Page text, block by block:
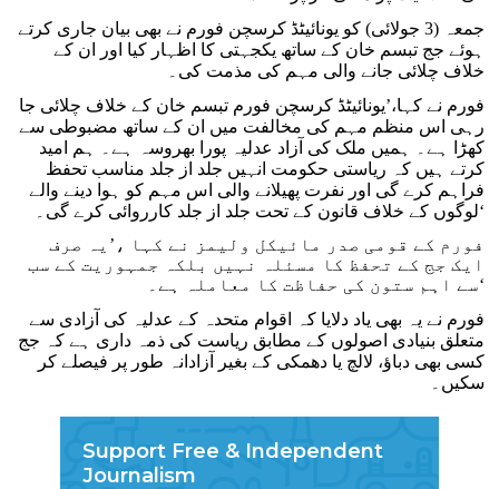
جمعہ (3 جولائی) کو یونائیٹڈ کرسچن فورم نے بھی بیان جاری کرتے
ہوئے جج تبسم خان کے ساتھ یکجہتی کا اظہار کیا اور ان کے
خلاف چلائی جانے والی مہم کی مذمت کی۔
فورم نے کہا،’یونائیٹڈ کرسچن فورم تبسم خان کے خلاف چلائی جا
رہی اس منظم مہم کی مخالفت میں ان کے ساتھ مضبوطی سے
کھڑا ہے۔ ہمیں ملک کی آزاد عدلیہ پورا بھروسہ ہے۔ ہم امید
کرتے ہیں کہ ریاستی حکومت انہیں جلد از جلد مناسب تحفظ
فراہم کرے گی اور نفرت پھیلانے والی اس مہم کو ہوا دینے والے
لوگوں کے خلاف قانون کے تحت جلد از جلد کارروائی کرے گی۔‘
فورم کے قومی صدر مائیکل ولیمز نے کہا ،’یہ صرف
ایک جج کے تحفظ کا مسئلہ نہیں بلکہ جمہوریت کے سب
سے اہم ستون کی حفاظت کا معاملہ ہے۔‘
فورم نے یہ بھی یاد دلایا کہ اقوام متحدہ کے عدلیہ کی آزادی سے
متعلق بنیادی اصولوں کے مطابق ریاست کی ذمہ داری ہے کہ جج
کسی بھی دباؤ، لالچ یا دھمکی کے بغیر آزادانہ طور پر فیصلے کر
سکیں۔
Support Free & Independent
Journalism